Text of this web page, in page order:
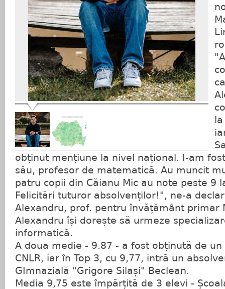
obținut mențiune la nivel național. I-am
său, profesor de matematică. Au muncit
patru copii din Căianu Mic au note peste 9
Felicitări tuturor absolvenților!", ne-a
Alexandru, prof. pentru învățământ primar
Alexandru își dorește să urmeze
informatică.
A doua medie - 9.87 - a fost obținută de
CNLR, iar în Top 3, cu 9,77, intră un
GImnazială "Grigore Silași" Beclean.
Media 9,75 este împărțită de 3 elevi -